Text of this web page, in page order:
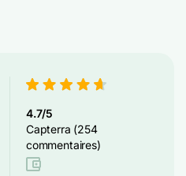
4.7/5
Capterra (254
commentaires)